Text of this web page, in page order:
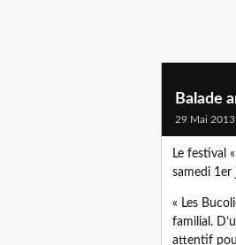
Balade
29 Mai 2013
Le festival
samedi 1er
« Les
familial.
attentif